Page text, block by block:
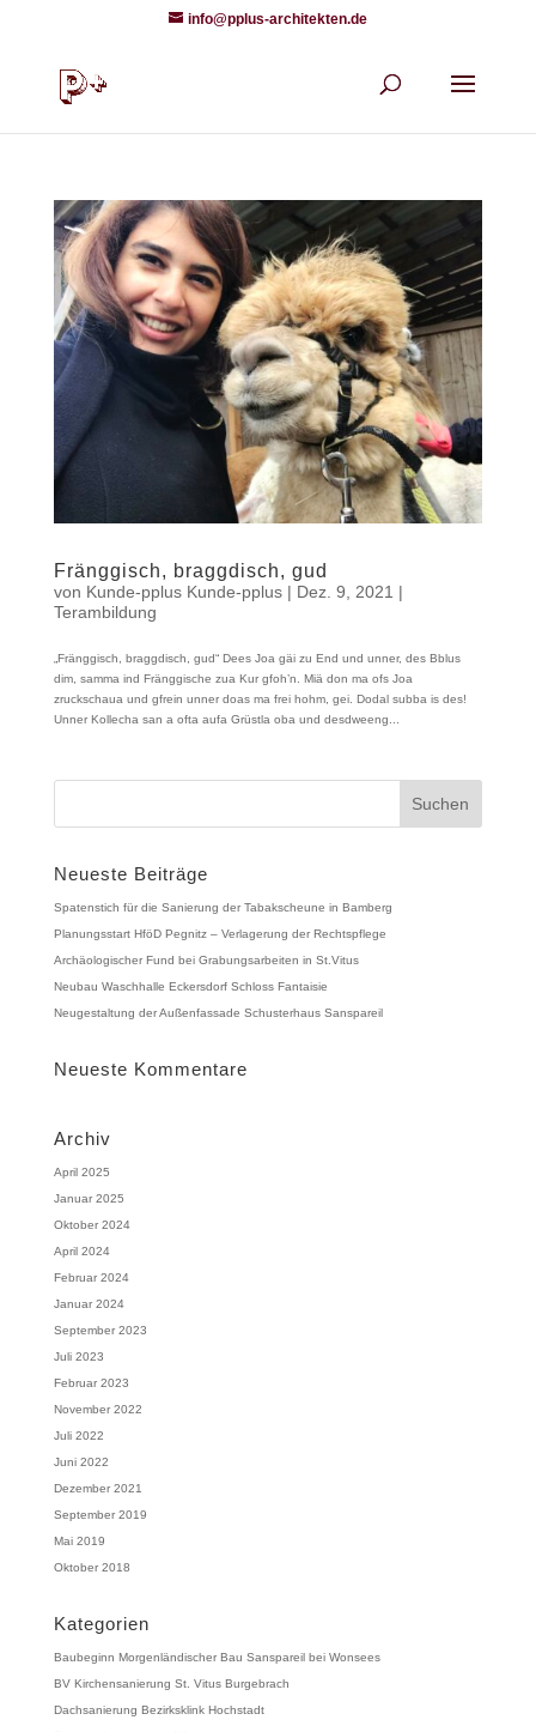
info@pplus-architekten.de
Fränggisch, braggdisch, gud
von Kunde-pplus Kunde-pplus| Dez. 9, 2021 |
Terambildung
„Fränggisch, braggdisch, gud“ Dees Joa gäi zu End und unner, des Bblus
dim, samma ind Fränggische zua Kur gfoh’n. Miä don ma ofs Joa
zruckschaua und gfrein unner doas ma frei hohm, gei. Dodal subba is des!
Unner Kollecha san a ofta aufa Grüstla oba und desdweeng...
Neueste Beiträge
Spatenstich für die Sanierung der Tabakscheune in Bamberg
Planungsstart HföD Pegnitz – Verlagerung der Rechtspflege
Archäologischer Fund bei Grabungsarbeiten in St.Vitus
Neubau Waschhalle Eckersdorf Schloss Fantaisie
Neugestaltung der Außenfassade Schusterhaus Sanspareil
Neueste Kommentare
Archiv
April 2025
Januar 2025
Oktober 2024
April 2024
Februar 2024
Januar 2024
September 2023
Juli 2023
Februar 2023
November 2022
Juli 2022
Juni 2022
Dezember 2021
September 2019
Mai 2019
Oktober 2018
Kategorien
Baubeginn Morgenländischer Bau Sanspareil bei Wonsees
BV Kirchensanierung St. Vitus Burgebrach
Dachsanierung Bezirksklink Hochstadt